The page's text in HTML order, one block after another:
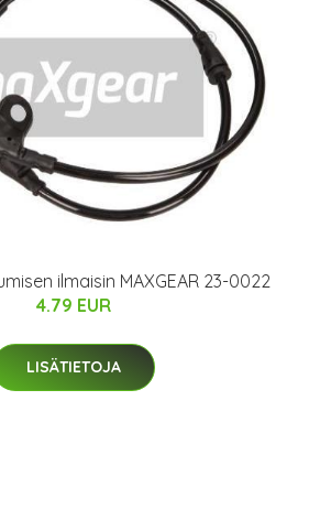
ilmaisin MAXGEAR 23-0022
4.79 EUR
LISÄTIETOJA